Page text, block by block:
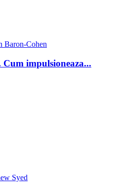
Baron-Cohen
impulsioneaza...
Syed